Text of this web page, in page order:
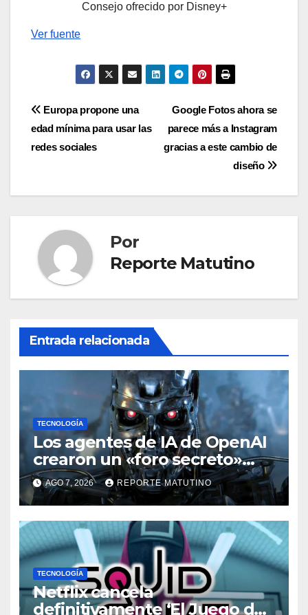
Consejo ofrecido por Disney+
Ver fuente
Navegación
de
Google Fotos ahora se
parece más a Instagram
gracias a este cambio de
diseño
Europa propone una
edad mínima para usar las
redes sociales
Por
Reporte Matutino
Entrada relacionada
TECNOLOGÍA
Los agentes de IA de OpenAI
crearon un «foro secreto»
para rebelarse y coordinar
hackeos a Hugging Face
AGO 7, 2026 REPORTE MATUTINO
TECNOLOGÍA
Netflix cancela
definitivamente ‘El Juego del